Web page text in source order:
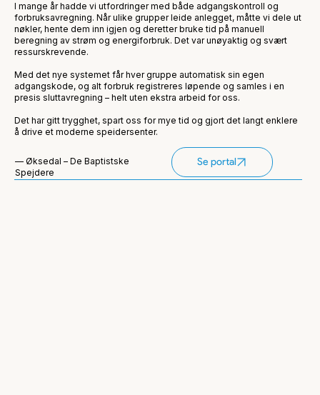
I mange år hadde vi utfordringer med både adgangskontroll og
forbruksavregning. Når ulike grupper leide anlegget, måtte vi dele ut
nøkler, hente dem inn igjen og deretter bruke tid på manuell
beregning av strøm og energiforbruk. Det var unøyaktig og svært
ressurskrevende.
Med det nye systemet får hver gruppe automatisk sin egen
adgangskode, og alt forbruk registreres løpende og samles i en
presis sluttavregning – helt uten ekstra arbeid for oss.
Det har gitt trygghet, spart oss for mye tid og gjort det langt enklere
å drive et moderne speidersenter.
— Øksedal – De Baptistske
Spejdere
Se portal